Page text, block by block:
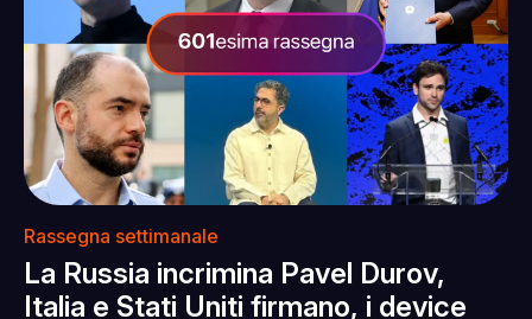
Rassegna settimanale
La Russia incrimina Pavel Durov,
Italia e Stati Uniti firmano, i device